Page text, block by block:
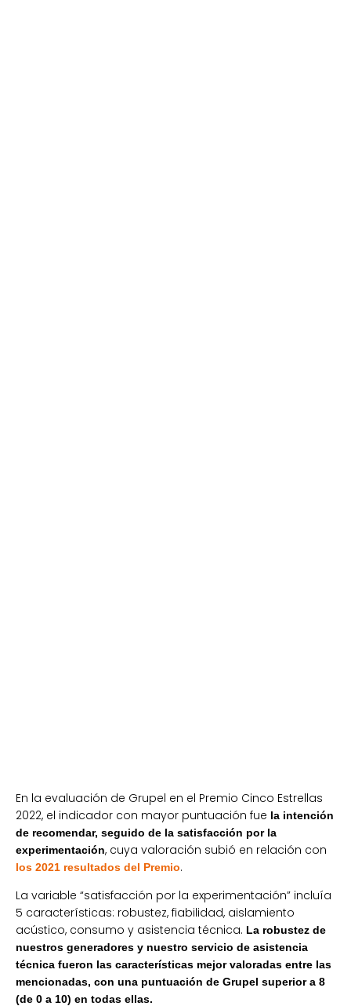
En la evaluación de Grupel en el Premio Cinco Estrellas
2022, el indicador con mayor puntuación fue la intención
de recomendar, seguido de la satisfacción por la
experimentación, cuya valoración subió en relación con
los 2021 resultados del Premio.
La variable “satisfacción por la experimentación” incluía
5 características: robustez, fiabilidad, aislamiento
acústico, consumo y asistencia técnica. La robustez de
nuestros generadores y nuestro servicio de asistencia
técnica fueron las características mejor valoradas entre las
mencionadas, con una puntuación de Grupel superior a 8
(de 0 a 10) en todas ellas.